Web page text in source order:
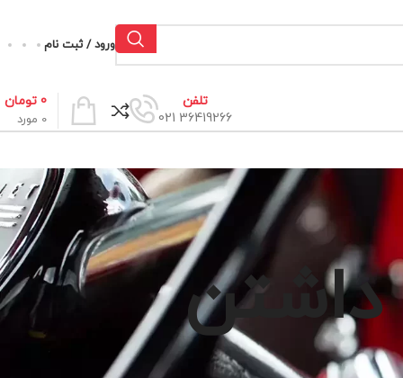
ورود / ثبت نام
تلفن
36419266 021
0 مورد
0 تومان
داشتن